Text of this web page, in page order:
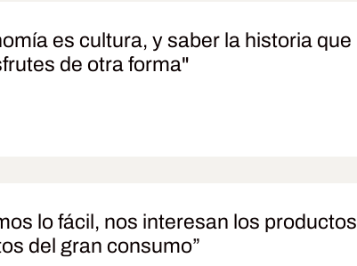
es cultura, y saber la historia que
de otra forma"
lo fácil, nos interesan los productos
del gran consumo”